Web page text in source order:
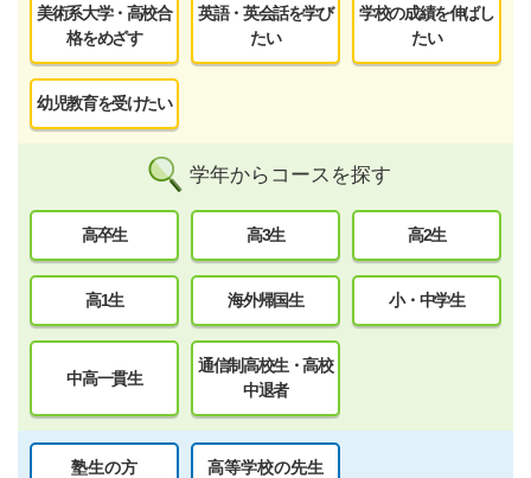
美術系大学・高校合
格をめざす
英語・英会話を学び
たい
学校の成績を伸ばし
たい
幼児教育を受けたい
学年からコースを探す
高卒生 高3生 高2生
高1生 海外帰国生 小・中学生
中高一貫生
通信制高校生・高校
中退者
塾生の方 高等学校の先生